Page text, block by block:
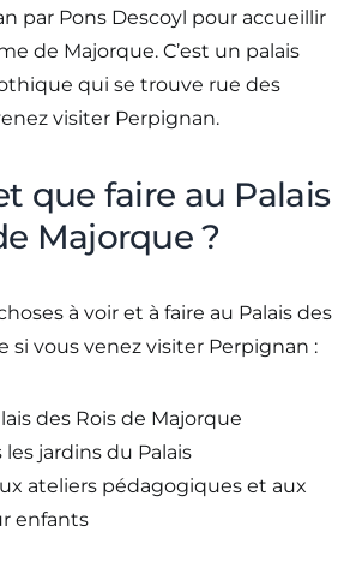
par Pons Descoyl pour accueillir
de Majorque. C’est un palais
qui se trouve rue des
visiter Perpignan.
que faire au Palais
Majorque ?
à voir et à faire au Palais des
si vous venez visiter Perpignan :
des Rois de Majorque
les jardins du Palais
ateliers pédagogiques et aux
enfants